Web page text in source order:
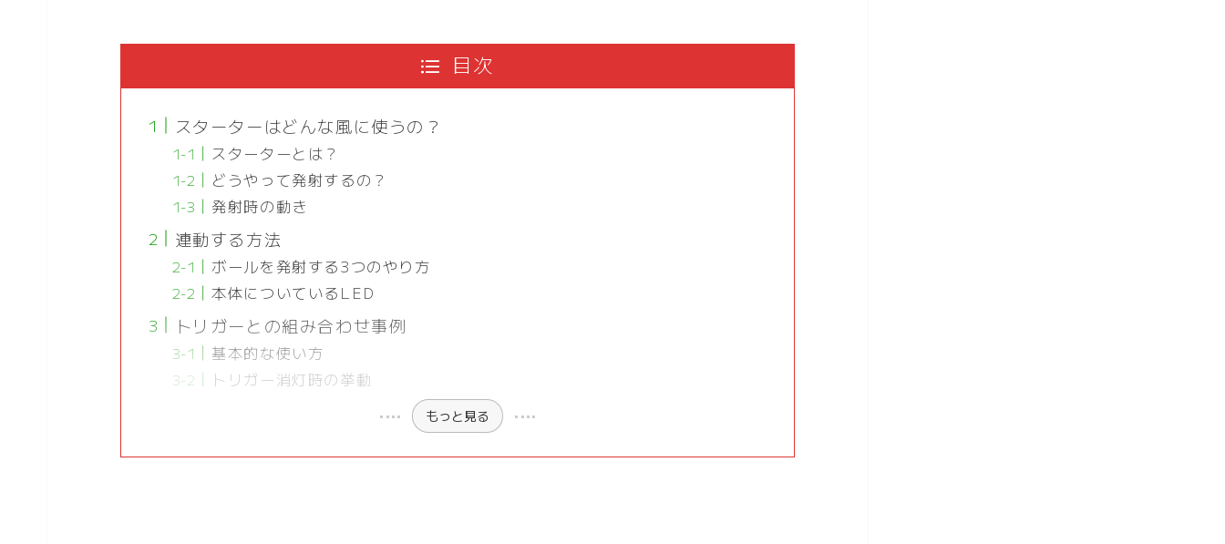
目次
スターターはどんな風に使うの？
スターターとは？
どうやって発射するの？
発射時の動き
連動する方法
ボールを発射する3つのやり方
本体についているLED
トリガーとの組み合わせ事例
基本的な使い方
トリガー消灯時の挙動
もっと見る